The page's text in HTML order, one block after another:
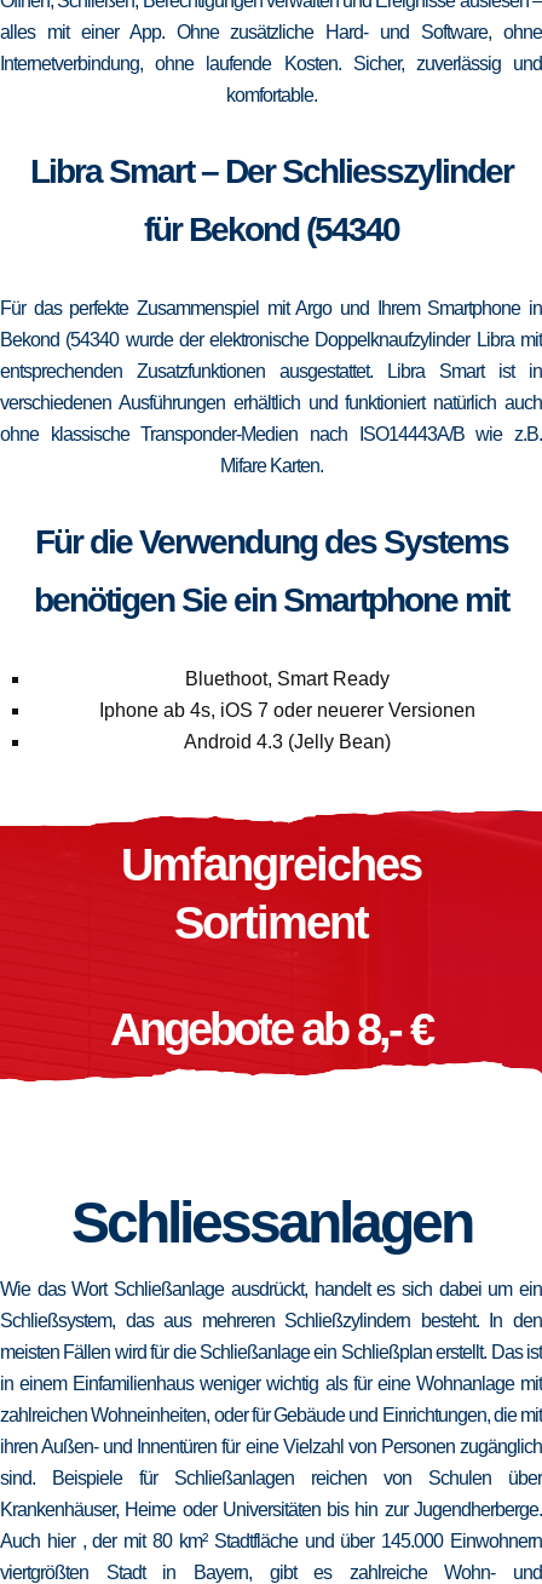
alles mit einer App. Ohne zusätzliche Hard- und Software, ohne
Internetverbindung, ohne laufende Kosten. Sicher, zuverlässig und
komfortable.
Libra Smart – Der Schliesszylinder
für Bekond (54340
Für das perfekte Zusammenspiel mit Argo und Ihrem Smartphone in
Bekond (54340 wurde der elektronische Doppelknaufzylinder Libra mit
entsprechenden Zusatzfunktionen ausgestattet. Libra Smart ist in
verschiedenen Ausführungen erhältlich und funktioniert natürlich auch
ohne klassische Transponder-Medien nach ISO14443A/B wie z.B.
Mifare Karten.
Für die Verwendung des Systems
benötigen Sie ein Smartphone mit
Bluethoot, Smart Ready
Iphone ab 4s, iOS 7 oder neuerer Versionen
Android 4.3 (Jelly Bean)
Umfangreiches
Sortiment
Angebote ab 8,- €
Schliessanlagen
Wie das Wort Schließanlage ausdrückt, handelt es sich dabei um ein
Schließsystem, das aus mehreren Schließzylindern besteht. In den
meisten Fällen wird für die Schließanlage ein Schließplan erstellt. Das ist
in einem Einfamilienhaus weniger wichtig als für eine Wohnanlage mit
zahlreichen Wohneinheiten, oder für Gebäude und Einrichtungen, die mit
ihren Außen- und Innentüren für eine Vielzahl von Personen zugänglich
sind. Beispiele für Schließanlagen reichen von Schulen über
Krankenhäuser, Heime oder Universitäten bis hin zur Jugendherberge.
Auch hier , der mit 80 km² Stadtfläche und über 145.000 Einwohnern
viertgrößten Stadt in Bayern, gibt es zahlreiche Wohn- und